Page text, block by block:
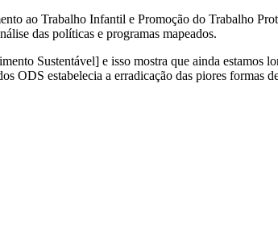
ao Trabalho Infantil e Promoção do Trabalho
das políticas e programas mapeados.
Sustentável] e isso mostra que ainda estamos
ODS estabelecia a erradicação das piores formas